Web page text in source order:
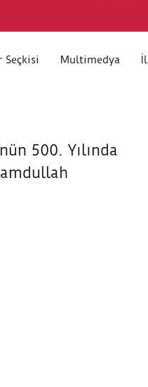
Seçkisi Multimedya
500. Yılında